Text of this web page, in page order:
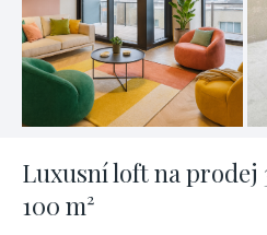
Luxusní loft na prodej
100 m²